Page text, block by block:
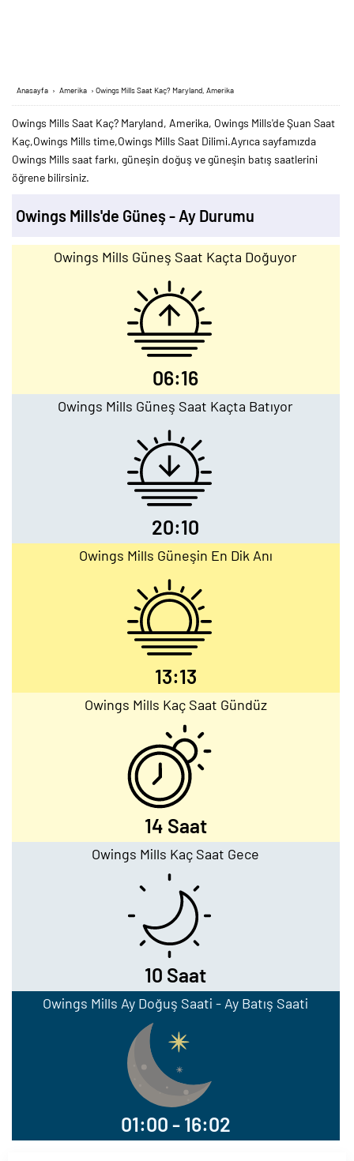
Anasayfa › Amerika › Owings Mills Saat Kaç? Maryland, Amerika
Owings Mills Saat Kaç? Maryland, Amerika, Owings Mills'de Şuan Saat
Kaç,Owings Mills time,Owings Mills Saat Dilimi.Ayrıca sayfamızda
Owings Mills saat farkı, güneşin doğuş ve güneşin batış saatlerini
öğrene bilirsiniz.
Owings Mills'de Güneş - Ay Durumu
Owings Mills Güneş Saat Kaçta Doğuyor
06:16
Owings Mills Güneş Saat Kaçta Batıyor
20:10
Owings Mills Güneşin En Dik Anı
13:13
Owings Mills Kaç Saat Gündüz
14 Saat
Owings Mills Kaç Saat Gece
10 Saat
Owings Mills Ay Doğuş Saati - Ay Batış Saati
01:00 - 16:02